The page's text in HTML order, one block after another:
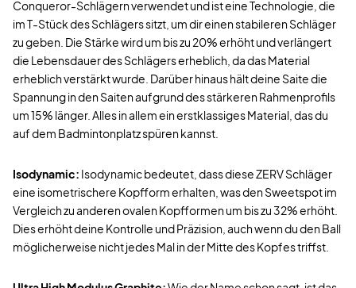
Conqueror-Schlägern verwendet und ist eine Technologie, die
im T-Stück des Schlägers sitzt, um dir einen stabileren Schläger
zu geben. Die Stärke wird um bis zu 20% erhöht und verlängert
die Lebensdauer des Schlägers erheblich, da das Material
erheblich verstärkt wurde. Darüber hinaus hält deine Saite die
Spannung in den Saiten aufgrund des stärkeren Rahmenprofils
um 15% länger. Alles in allem ein erstklassiges Material, das du
auf dem Badmintonplatz spüren kannst.
Isodynamic: Isodynamic bedeutet, dass diese ZERV Schläger
eine isometrischere Kopfform erhalten, was den Sweetspot im
Vergleich zu anderen ovalen Kopfformen um bis zu 32% erhöht.
Dies erhöht deine Kontrolle und Präzision, auch wenn du den Ball
möglicherweise nicht jedes Mal in der Mitte des Kopfes triffst.